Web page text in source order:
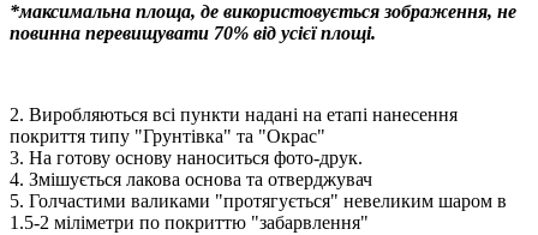
*максимальна площа, де використовується зображення, не
повинна перевищувати 70% від усієї площі.
2. Виробляються всі пункти надані на етапі нанесення
покриття типу "Грунтівка" та "Окрас"
3. На готову основу наноситься фото-друк.
4. Змішується лакова основа та отверджувач
5. Голчастими валиками "протягується" невеликим шаром в
1.5-2 міліметри по покриттю "забарвлення"